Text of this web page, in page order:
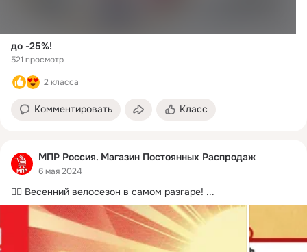
до -25%!
521 просмотр
2 класса
Комментировать Класс
МПР Россия. Магазин Постоянных Распродаж
6 мая 2024
🚴‍♂ Весенний велосезон в самом разгаре! ...